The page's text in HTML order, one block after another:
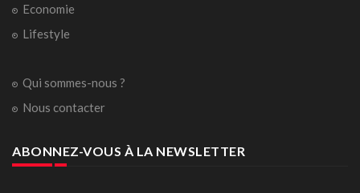
Economie
Lifestyle
Qui sommes-nous ?
Nous contacter
ABONNEZ-VOUS À LA NEWSLETTER